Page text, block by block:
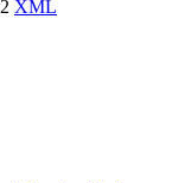
XML